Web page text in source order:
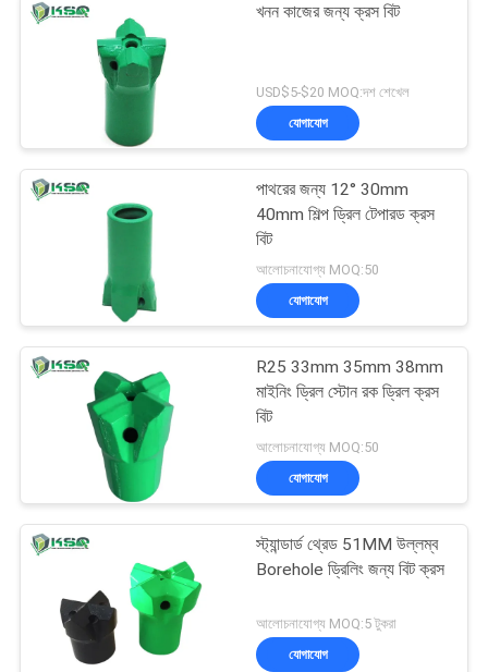
খনন কাজের জন্য ক্রস বিট
USD$5-$20 MOQ:দশ শেখেল
যোগাযোগ
পাথরের জন্য 12° 30mm
40mm শিল্প ড্রিল টেপারড ক্রস
বিট
আলোচনাযোগ্য MOQ:50
যোগাযোগ
R25 33mm 35mm 38mm
মাইনিং ড্রিল স্টোন রক ড্রিল ক্রস
বিট
আলোচনাযোগ্য MOQ:50
যোগাযোগ
স্ট্যান্ডার্ড থ্রেড 51MM উল্লম্ব
Borehole ড্রিলিং জন্য বিট ক্রস
আলোচনাযোগ্য MOQ:5 টুকরা
যোগাযোগ